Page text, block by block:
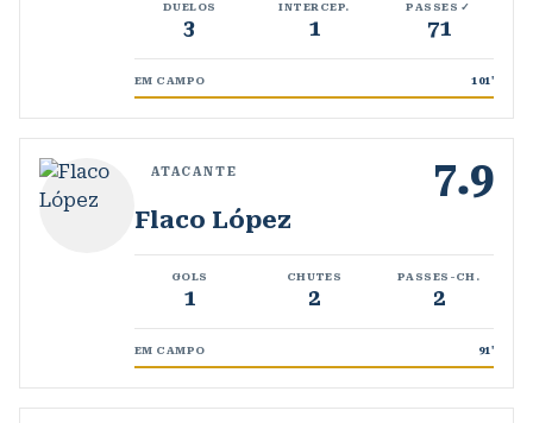
DUELOS
3
INTERCEP.
1
PASSES ✓
71
EM CAMPO 101'
ATACANTE 7.9
Flaco López
GOLS
1
CHUTES
2
PASSES-CH.
2
EM CAMPO 91'